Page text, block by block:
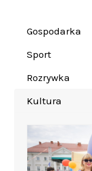
Gospodarka
Sport
Rozrywka
Kultura